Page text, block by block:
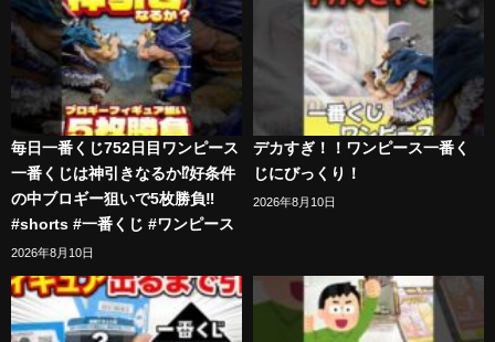
毎日一番くじ752日目ワンピース
一番くじは神引きなるか⁉️好条件
の中ブロギー狙いで5枚勝負‼️
#shorts #一番くじ #ワンピース
2026年8月10日
デカすぎ！！ワンピース一番く
じにびっくり！
2026年8月10日